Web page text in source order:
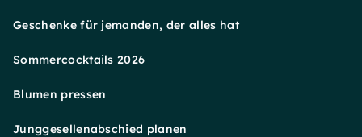
Geschenke für jemanden, der alles hat
Sommercocktails 2026
Blumen pressen
Junggesellenabschied planen